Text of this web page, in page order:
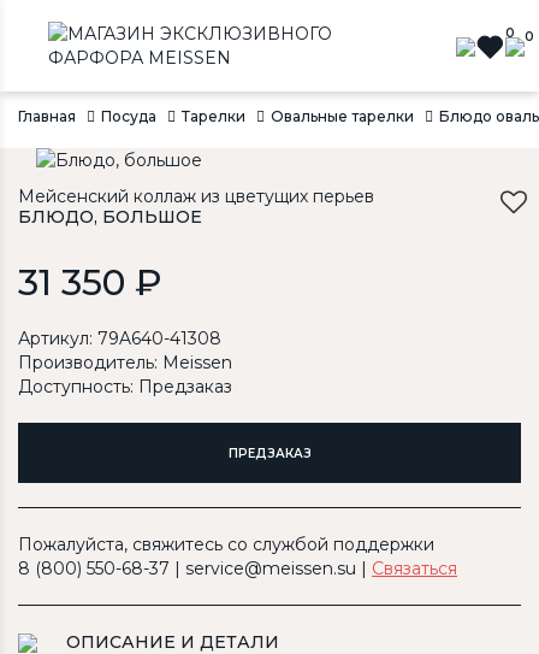
0 0
Главная Посуда Тарелки Овальные тарелки Блюдо
Мейсенский коллаж из цветущих перьев
БЛЮДО, БОЛЬШОЕ
31 350 ₽
Артикул: 79A640-41308
Производитель: Meissen
Доступность: Предзаказ
ПРЕДЗАКАЗ
Пожалуйста, свяжитесь со службой поддержки
8 (800) 550-68-37 | service@meissen.su | Связаться
ОПИСАНИЕ И ДЕТАЛИ